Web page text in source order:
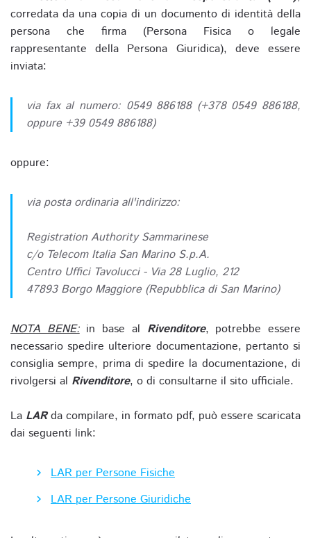
corredata da una copia di un documento di identità della
persona che firma (Persona Fisica o legale
rappresentante della Persona Giuridica), deve essere
inviata:
via fax al numero: 0549 886188 (+378 0549 886188,
oppure +39 0549 886188)
oppure:
via posta ordinaria all'indirizzo:
Registration Authority Sammarinese
c/o Telecom Italia San Marino S.p.A.
Centro Uffici Tavolucci - Via 28 Luglio, 212
47893 Borgo Maggiore (Repubblica di San Marino)
NOTA BENE:in base al Rivenditore, potrebbe essere
necessario spedire ulteriore documentazione, pertanto si
consiglia sempre, prima di spedire la documentazione, di
rivolgersi al Rivenditore, o di consultarne il sito ufficiale.
La LARda compilare, in formato pdf, può essere scaricata
dai seguenti link:
LAR per Persone Fisiche
LAR per Persone Giuridiche